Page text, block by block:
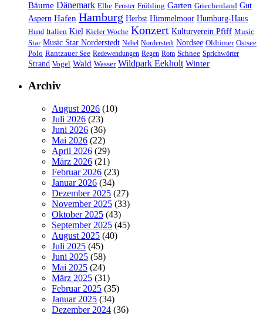
Bäume Dänemark Elbe Fenster Frühling Garten Griechenland Gut
Aspern Hafen Hamburg Herbst Himmelmoor Humburg-Haus
Hund Italien Kiel Kieler Woche Konzert Kulturverein Pfiff Music
Star Music Star Norderstedt Nebel Norderstedt Nordsee Oldtimer Ostsee
Polo Rantzauer See Redewendungen Regen Rom Schnee Sprichwörter
Strand Vogel Wald Wasser Wildpark Eekholt Winter
Archiv
August 2026 (10)
Juli 2026 (23)
Juni 2026 (36)
Mai 2026 (22)
April 2026 (29)
März 2026 (21)
Februar 2026 (23)
Januar 2026 (34)
Dezember 2025 (27)
November 2025 (33)
Oktober 2025 (43)
September 2025 (45)
August 2025 (40)
Juli 2025 (45)
Juni 2025 (58)
Mai 2025 (24)
März 2025 (31)
Februar 2025 (35)
Januar 2025 (34)
Dezember 2024 (36)